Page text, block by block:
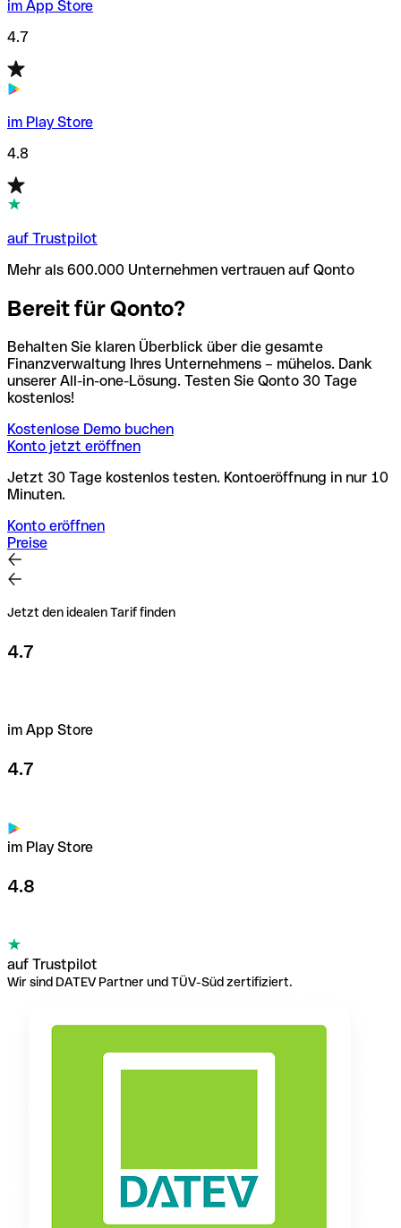
im App Store
4.7
im Play Store
4.8
auf Trustpilot
Mehr als 600.000 Unternehmen vertrauen auf Qonto
Bereit für Qonto?
Behalten Sie klaren Überblick über die gesamte
Finanzverwaltung Ihres Unternehmens – mühelos. Dank
unserer All-in-one-Lösung. Testen Sie Qonto 30 Tage
kostenlos!
Kostenlose Demo buchen
Konto jetzt eröffnen
Jetzt 30 Tage kostenlos testen. Kontoeröffnung in nur 10
Minuten.
Konto eröffnen
Preise
Jetzt den idealen Tarif finden
4.7
im App Store
4.7
im Play Store
4.8
auf Trustpilot
Wir sind DATEV Partner und TÜV-Süd zertifiziert.